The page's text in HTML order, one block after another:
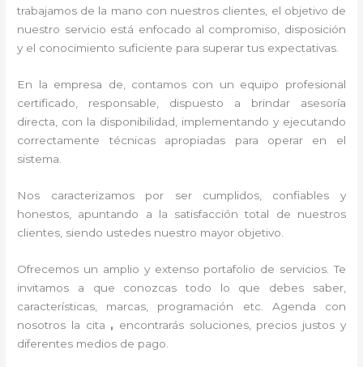
trabajamos de la mano con nuestros clientes, el objetivo de
nuestro servicio está enfocado al compromiso, disposición
y el conocimiento suficiente para superar tus expectativas.
En la empresa de , contamos con un equipo profesional
certificado, responsable, dispuesto a brindar asesoría
directa, con la disponibilidad, implementando y ejecutando
correctamente técnicas apropiadas para operar en el
sistema.
Nos caracterizamos por ser cumplidos, confiables y
honestos, apuntando a la satisfacción total de nuestros
clientes, siendo ustedes nuestro mayor objetivo.
Ofrecemos un amplio y extenso portafolio de servicios. Te
invitamos a que conozcas todo lo que debes saber,
características, marcas, programación etc. Agenda con
nosotros la cita , encontrarás soluciones, precios justos y
diferentes medios de pago.